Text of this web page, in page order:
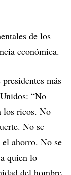
de los
económica.
más
“No
los ricos. No
No se
ahorro. No se
quien lo
del hombre